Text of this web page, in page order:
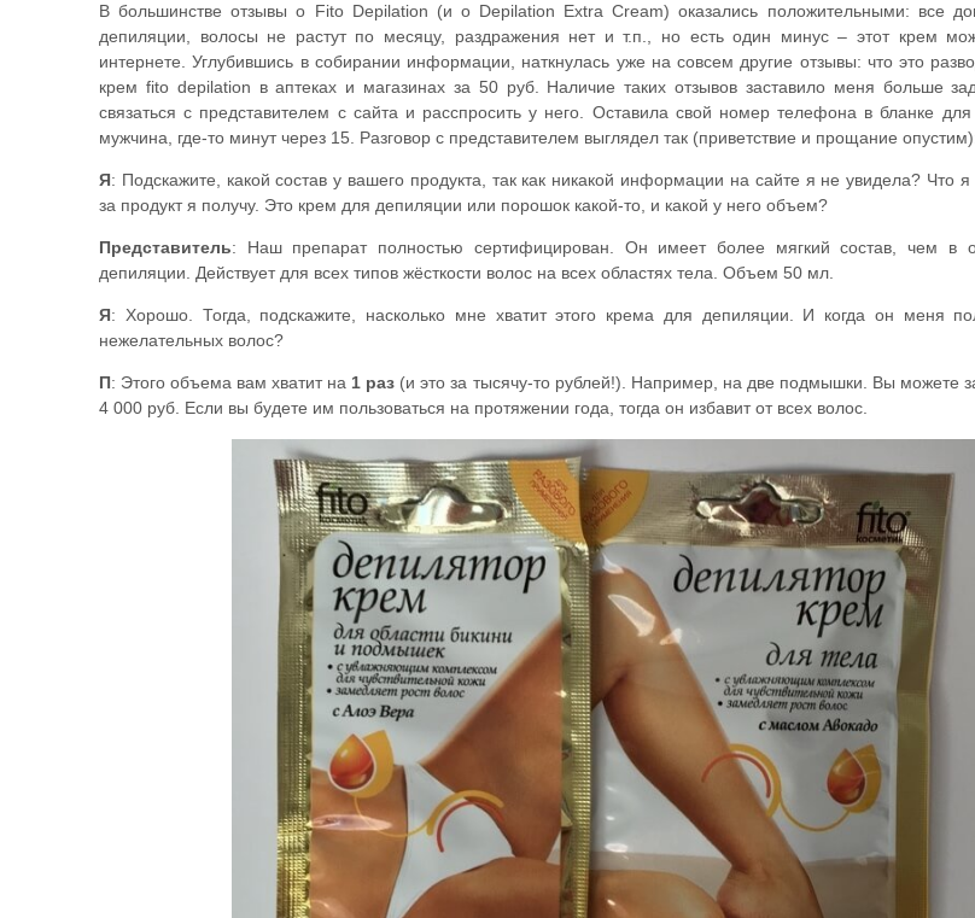
В большинстве отзывы о Fito Depilation (и о Depilation Extra Cream) оказались положительными: все
депиляции, волосы не растут по месяцу, раздражения нет и т.п., но есть один минус – этот крем
интернете. Углубившись в собирании информации, наткнулась уже на совсем другие отзывы: что это
крем fito depilation в аптеках и магазинах за 50 руб. Наличие таких отзывов заставило меня больше
связаться с представителем с сайта и расспросить у него. Оставила свой номер телефона в бланке для
мужчина, где-то минут через 15. Разговор с представителем выглядел так (приветствие и прощание
Я: Подскажите, какой состав у вашего продукта, так как никакой информации на сайте я не увидела? Что я
за продукт я получу. Это крем для депиляции или порошок какой-то, и какой у него объем?
Представитель: Наш препарат полностью сертифицирован. Он имеет более мягкий состав, чем в
депиляции. Действует для всех типов жёсткости волос на всех областях тела. Объем 50 мл.
Я: Хорошо. Тогда, подскажите, насколько мне хватит этого крема для депиляции. И когда он меня
нежелательных волос?
П: Этого объема вам хватит на 1 раз (и это за тысячу-то рублей!). Например, на две подмышки. Вы можете
4 000 руб. Если вы будете им пользоваться на протяжении года, тогда он избавит от всех волос.